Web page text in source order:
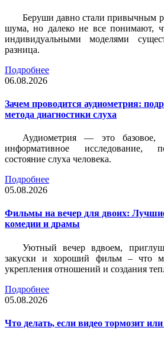
Беруши давно стали привычным
шума, но далеко не все понимают,
индивидуальными моделями
разница.
Подробнее
06.08.2026
Зачем проводится аудиометрия:
метода диагностики слуха
Аудиометрия — это
информативное исследование,
состояние слуха человека.
Подробнее
05.08.2026
Фильмы на вечер для двоих:
комедии и драмы
Уютный вечер вдвоем,
закуски и хороший фильм – что
укрепления отношений и создания
Подробнее
05.08.2026
Что делать, если видео тормозит или